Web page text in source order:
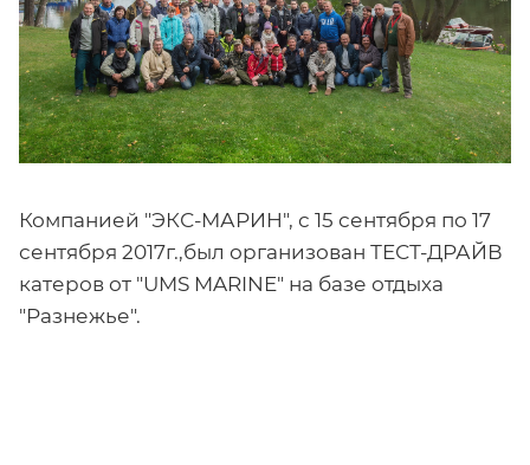
Компанией "ЭКС-МАРИН", с 15 сентября по 17
сентября 2017г.,был организован ТЕСТ-ДРАЙВ
катеров от "UMS MARINE" на базе отдыха
"Разнежье".